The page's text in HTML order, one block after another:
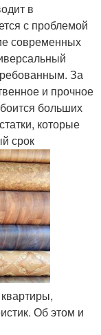
в
с проблемой
современных
За
и прочное
больших
которые
срок
Об этом и